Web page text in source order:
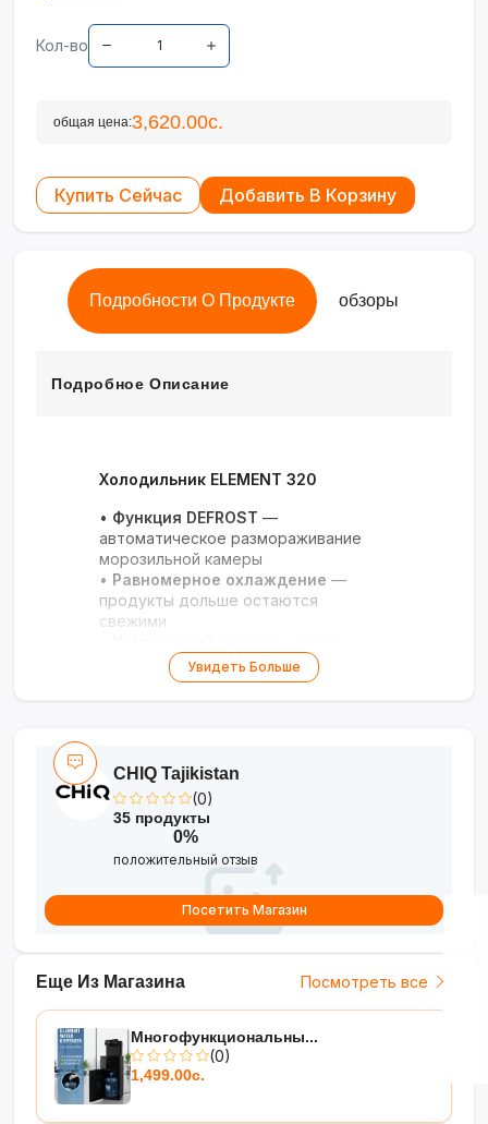
Кол-во
общая цена:3,620.00с.
Купить Сейчас Добавить В Корзину
Подробности О Продукте обзоры
Подробное Описание
Холодильник ELEMENT 320
• Функция DEFROST —
автоматическое размораживание
морозильной камеры
• Равномерное охлаждение —
продукты дольше остаются
свежими
разместить даже в небольшой кухне
Экономия электроэнергии
Удобство и практичность для
вашего дома!
Увидеть Больше
Еще Из Магазина Посмотреть все
Многофункциональны...
(0)
1,499.00с.
CHIQ Tajikistan
(0)
35 продукты
0%
положительный отзыв
Посетить Магазин